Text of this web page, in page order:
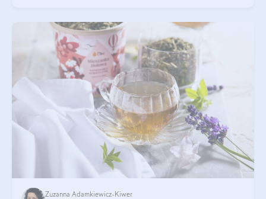
Zuzanna Adamkiewicz-Kiwer